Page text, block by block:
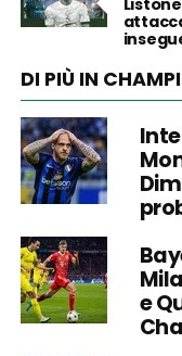
DI PIÙ IN
e